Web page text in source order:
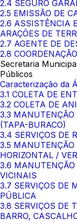
2.4 SEGURO
2.5 EMISSÃO DE
2.6 ASSISTÊNCIA
ARAÇÕES DE
2.7 AGENTE DE
2.8
Secretaria
Públicos
Caracterização da
3.1 COLETA DE
3.2 COLETA DE
3.3 MANUTENÇÃO
(TAPA-BURACO)
3.4 SERVIÇOS DE
3.5
HORIZONTAL /
3.6 MANUTENÇÃO
VICINAIS
3.7 SERVIÇOS DE
PÚBLICA
3.8 SERVIÇOS DE
BARRO,